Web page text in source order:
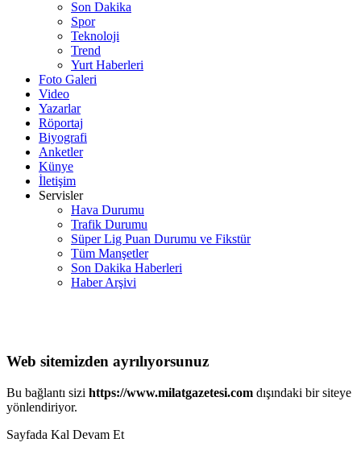
Son Dakika
Spor
Teknoloji
Trend
Yurt Haberleri
Foto Galeri
Video
Yazarlar
Röportaj
Biyografi
Anketler
Künye
İletişim
Servisler
Hava Durumu
Trafik Durumu
Süper Lig Puan Durumu ve Fikstür
Tüm Manşetler
Son Dakika Haberleri
Haber Arşivi
Web sitemizden ayrılıyorsunuz
Bu bağlantı sizi https://www.milatgazetesi.com dışındaki bir siteye
yönlendiriyor.
Sayfada Kal Devam Et